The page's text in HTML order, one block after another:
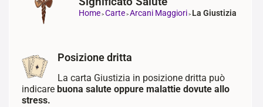
Home> Carte> Arcani Maggiori > La Giustizia
Posizione dritta
La carta Giustizia in posizione dritta può
indicare buona salute oppure malattie dovute allo
stress.